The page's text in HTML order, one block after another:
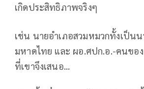
เกิดประสิทธิภาพจริงๆ
เช่น นายอำเภอสวมหมวกทั้งเป็น
มหาดไทย และ ผอ.ศปก.อ.-คนขอ
ที่เขาจึงเสนอ...